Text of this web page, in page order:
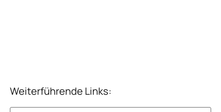
Weiterführende Links: